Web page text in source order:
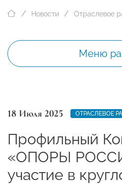
Новости Отраслевое
Меню
18 Июля 2025 ОТРАСЛЕВОЕ
Профильный
«ОПОРЫ
участие в